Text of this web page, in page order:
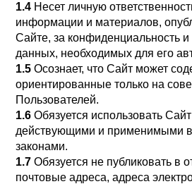
1.4 Несет личную
информации и материалов,
Сайте, за конфиденциальность и
данных, необходимых для его
1.5 Осознает, что Сайт может
ориентированные только на
Пользователей.
1.6 Обязуется использовать
действующими и применимыми в
законами.
1.7 Обязуется не публиковать в
почтовые адреса, адреса